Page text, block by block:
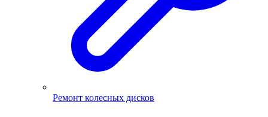
Ремонт колесных дисков